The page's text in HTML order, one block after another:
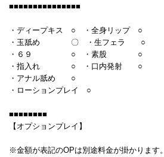
■■■■■■■■■■■■■■■
・ディープキス ○ ・全身リップ ○
・玉舐め 〇 ・生フェラ ○
・６９ ○ ・素股 ○
・指入れ ○ ・口内発射 ○
・アナル舐め ○
・ローションプレイ ○
■■■■■■■■
【オプションプレイ】
※金額が表記のOPは別途料金が掛かります。